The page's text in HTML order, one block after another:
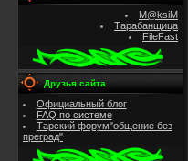
M@ksiM
Тарабанщица
FileFast
Друзья сайта
Официальный блог
FAQ по системе
Тарский форум"общение без
преград"